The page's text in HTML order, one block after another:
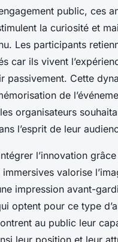
public, ces
la curiosité et
Les participants
car ils vivent
passivement. Cette
de
organisateurs
l’esprit de leur
l’innovation
valorise
impression avant-
optent pour ce type
au public leur